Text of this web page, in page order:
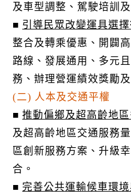
及車型調整、駕駛培訓
■ 引導民眾改變運具選
整合及轉乘優惠、開闢
路線、發展通用、多元
務、辦理營運績效獎勵
(二) 人本及交通平權
■推動偏鄉及超高齡地
及超高齡地區交通服務
區創新服務方案、升級
合。
■ 完善公共運輸候車環